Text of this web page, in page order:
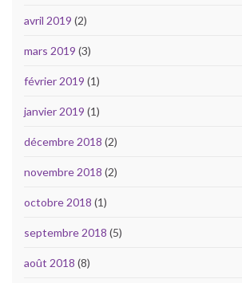
avril 2019 (2)
mars 2019 (3)
février 2019 (1)
janvier 2019 (1)
décembre 2018 (2)
novembre 2018 (2)
octobre 2018 (1)
septembre 2018 (5)
août 2018 (8)